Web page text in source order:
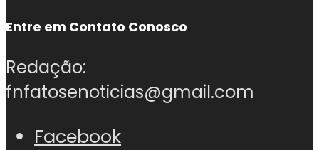
Entre em Contato Conosco
Redação:
fnfatosenoticias@gmail.com
Facebook